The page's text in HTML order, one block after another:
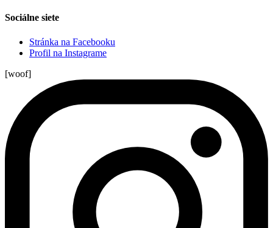
Sociálne siete
Stránka na Facebooku
Profil na Instagrame
[woof]